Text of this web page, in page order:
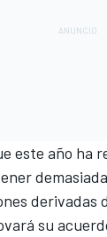
este año ha
derivadas
su